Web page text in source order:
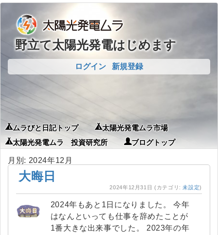
野立て太陽光発電はじめます
ログイン 新規登録
ムラびと日記トップ
太陽光発電ムラ市場
太陽光発電ムラ 投資研究所
ブログトップ
月別: 2024年12月
大晦日
2024年12月31日 (カテゴリ:未設定)
2024年もあと1日になりました。 今年
はなんといっても仕事を辞めたことが
1番大きな出来事でした。 2023年の年